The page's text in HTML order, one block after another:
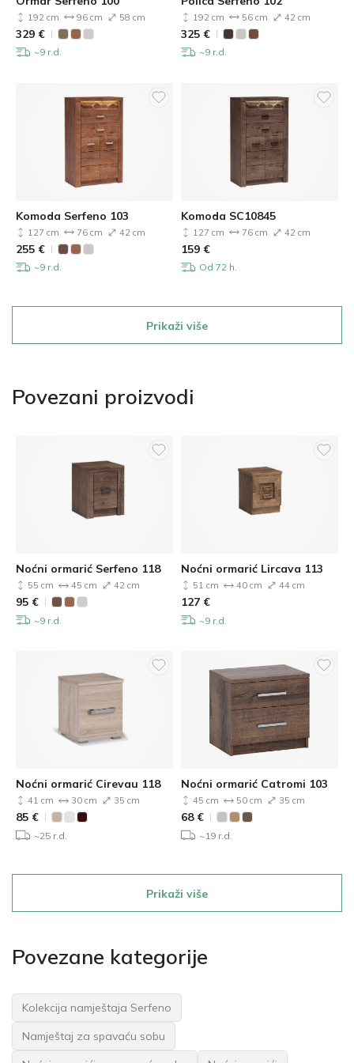
192 cm 96 cm 58 cm
329 €
~9 r.d.
192 cm 56 cm 42 cm
325 €
~9 r.d.
Komoda Serfeno 103
127 cm 76 cm 42 cm
255 €
~9 r.d.
Komoda SC10845
127 cm 76 cm 42 cm
159 €
Od 72 h.
Prikaži više
Povezani proizvodi
Noćni ormarić Serfeno 118
55 cm 45 cm 42 cm
95 €
~9 r.d.
Noćni ormarić Lircava 113
51 cm 40 cm 44 cm
127 €
~9 r.d.
Noćni ormarić Cirevau 118
41 cm 30 cm 35 cm
85 €
~25 r.d.
Noćni ormarić Catromi 103
45 cm 50 cm 35 cm
68 €
~19 r.d.
Prikaži više
Povezane kategorije
Kolekcija namještaja Serfeno
Namještaj za spavaću sobu